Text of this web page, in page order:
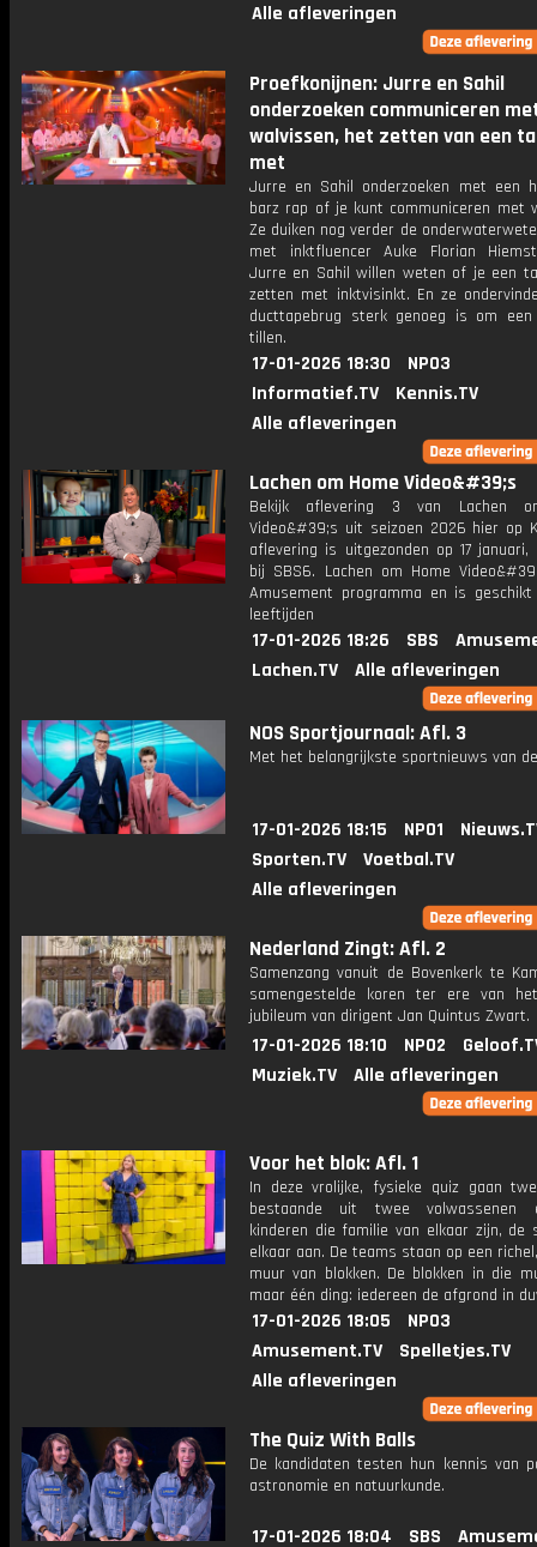
Alle afleveringen
Proefkonijnen: Jurre en Sahil
onderzoeken communiceren
walvissen, het zetten van een
met
Jurre en Sahil onderzoeken met een
barz rap of je kunt communiceren met
Ze duiken nog verder de
met inktfluencer Auke Florian
Jurre en Sahil willen weten of je een
zetten met inktvisinkt. En ze
ducttapebrug sterk genoeg is om
tillen.
17-01-2026 18:30
NPO3
Informatief.TV
Kennis.TV
Alle afleveringen
Lachen om Home Video&#39;s
Bekijk aflevering 3 van Lachen
Video&#39;s uit seizoen 2026 hier op
aflevering is uitgezonden op 17 januari,
bij SBS6. Lachen om Home
Amusement programma en is
leeftijden
17-01-2026 18:26 SBS
Lachen.TV
Alle afleveringen
NOS Sportjournaal: Afl. 3
Met het belangrijkste sportnieuws van
17-01-2026 18:15 NPO1
Sporten.TV
Voetbal.TV
Alle afleveringen
Nederland Zingt: Afl. 2
Samenzang vanuit de Bovenkerk te
samengestelde koren ter ere van
jubileum van dirigent Jan Quintus Zwart.
17-01-2026 18:10 NPO2
Muziek.TV
Alle afleveringen
Voor het blok: Afl. 1
In deze vrolijke, fysieke quiz gaan
bestaande uit twee volwassenen
kinderen die familie van elkaar zijn, de
elkaar aan. De teams staan op een
muur van blokken. De blokken in die
maar één ding: iedereen de afgrond in
17-01-2026 18:05
NPO3
Amusement.TV
Spelletjes.TV
Alle afleveringen
The Quiz With Balls
De kandidaten testen hun kennis van
astronomie en natuurkunde.
17-01-2026 18:04 SBS